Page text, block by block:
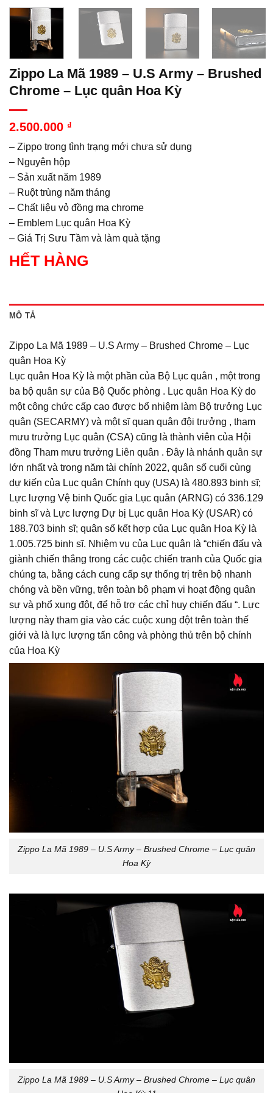
Zippo La Mã 1989 – U.S Army – Brushed
Chrome – Lục quân Hoa Kỳ
2.500.000 ₫
– Zippo trong tình trạng mới chưa sử dụng
– Nguyên hộp
– Sản xuất năm 1989
– Ruột trùng năm tháng
– Chất liệu vỏ đồng mạ chrome
– Emblem Lục quân Hoa Kỳ
– Giá Trị Sưu Tầm và làm quà tặng
HẾT HÀNG
MÔ TẢ
Zippo La Mã 1989 – U.S Army – Brushed Chrome – Lục
quân Hoa Kỳ
Lục quân Hoa Kỳ là một phần của Bộ Lục quân , một trong
ba bộ quân sự của Bộ Quốc phòng . Lục quân Hoa Kỳ do
một công chức cấp cao được bổ nhiệm làm Bộ trưởng Lục
quân (SECARMY) và một sĩ quan quân đội trưởng , tham
mưu trưởng Lục quân (CSA) cũng là thành viên của Hội
đồng Tham mưu trưởng Liên quân . Đây là nhánh quân sự
lớn nhất và trong năm tài chính 2022, quân số cuối cùng
dự kiến ​​của Lục quân Chính quy (USA) là 480.893 binh sĩ;
Lực lượng Vệ binh Quốc gia Lục quân (ARNG) có 336.129
binh sĩ và Lực lượng Dự bị Lục quân Hoa Kỳ (USAR) có
188.703 binh sĩ; quân số kết hợp của Lục quân Hoa Kỳ là
1.005.725 binh sĩ. Nhiệm vụ của Lục quân là “chiến đấu và
giành chiến thắng trong các cuộc chiến tranh của Quốc gia
chúng ta, bằng cách cung cấp sự thống trị trên bộ nhanh
chóng và bền vững, trên toàn bộ phạm vi hoạt động quân
sự và phổ xung đột, để hỗ trợ các chỉ huy chiến đấu “. Lực
lượng này tham gia vào các cuộc xung đột trên toàn thế
giới và là lực lượng tấn công và phòng thủ trên bộ chính
của Hoa Kỳ
Zippo La Mã 1989 – U.S Army – Brushed Chrome – Lục quân
Hoa Kỳ
Zippo La Mã 1989 – U.S Army – Brushed Chrome – Lục quân